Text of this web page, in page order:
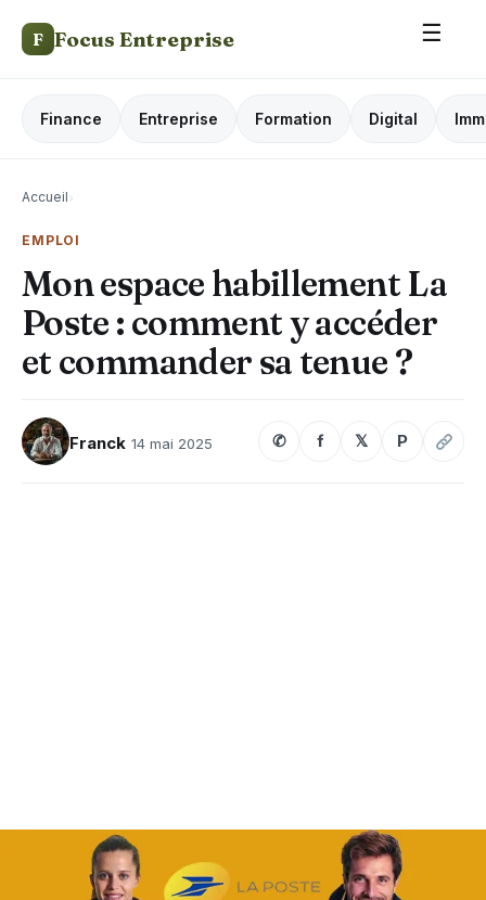
F Focus Entreprise ☰
Finance Entreprise Formation Digital
Accueil›
EMPLOI
Mon espace habillement La
Poste : comment y accéder
et commander sa tenue ?
Franck 14 mai 2025 ✆ f 𝕏 P